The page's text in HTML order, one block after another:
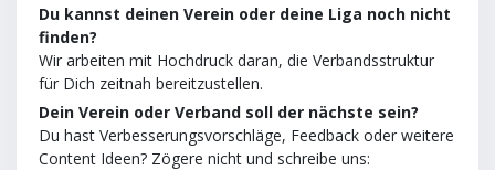
Du kannst deinen Verein oder deine Liga noch nicht
finden?
Wir arbeiten mit Hochdruck daran, die Verbandsstruktur
für Dich zeitnah bereitzustellen.
Dein Verein oder Verband soll der nächste sein?
Du hast Verbesserungsvorschläge, Feedback oder weitere
Content Ideen? Zögere nicht und schreibe uns: